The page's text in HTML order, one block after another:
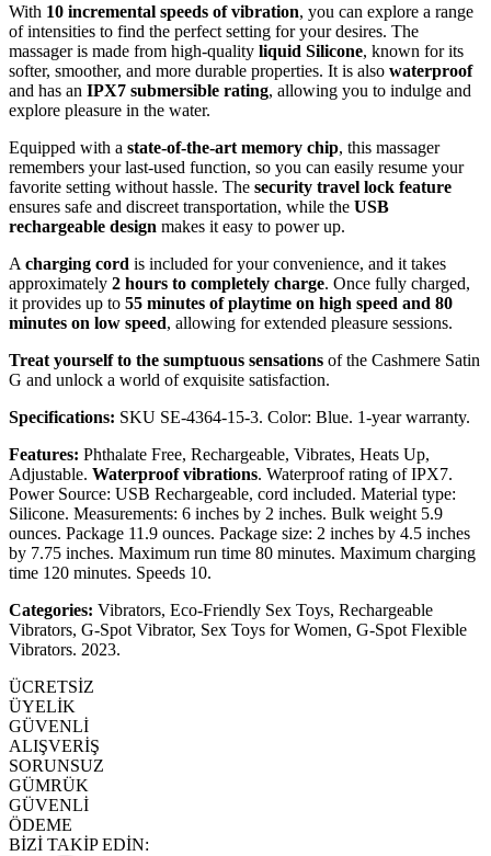
With 10 incremental speeds of vibration, you can explore a range
of intensities to find the perfect setting for your desires. The
massager is made from high-quality liquid Silicone, known for its
softer, smoother, and more durable properties. It is also waterproof
and has an IPX7 submersible rating, allowing you to indulge and
explore pleasure in the water.
Equipped with a state-of-the-art memory chip, this massager
remembers your last-used function, so you can easily resume your
favorite setting without hassle. The security travel lock feature
ensures safe and discreet transportation, while the USB
rechargeable design makes it easy to power up.
A charging cord is included for your convenience, and it takes
approximately 2 hours to completely charge. Once fully charged,
it provides up to 55 minutes of playtime on high speed and 80
minutes on low speed, allowing for extended pleasure sessions.
Treat yourself to the sumptuous sensations of the Cashmere Satin
G and unlock a world of exquisite satisfaction.
Specifications: SKU SE-4364-15-3. Color: Blue. 1-year warranty.
Features: Phthalate Free, Rechargeable, Vibrates, Heats Up,
Adjustable. Waterproof vibrations. Waterproof rating of IPX7.
Power Source: USB Rechargeable, cord included. Material type:
Silicone. Measurements: 6 inches by 2 inches. Bulk weight 5.9
ounces. Package 11.9 ounces. Package size: 2 inches by 4.5 inches
by 7.75 inches. Maximum run time 80 minutes. Maximum charging
time 120 minutes. Speeds 10.
Categories: Vibrators, Eco-Friendly Sex Toys, Rechargeable
Vibrators, G-Spot Vibrator, Sex Toys for Women, G-Spot Flexible
Vibrators. 2023.
ÜCRETSİZ
ÜYELİK
GÜVENLİ
ALIŞVERİŞ
SORUNSUZ
GÜMRÜK
GÜVENLİ
ÖDEME
BİZİ TAKİP EDİN: